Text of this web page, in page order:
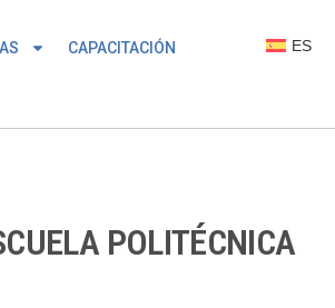
CAPACITACIÓN ES
POLITÉCNICA